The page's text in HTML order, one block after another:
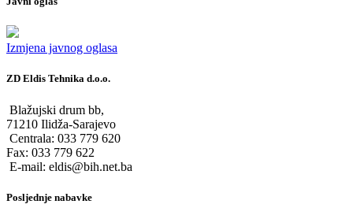
Izmjena javnog oglasa
ZD Eldis Tehnika d.o.o.
Blažujski drum bb,
71210 Ilidža-Sarajevo
Centrala: 033 779 620
Fax: 033 779 622
E-mail: eldis@bih.net.ba
Posljednje nabavke